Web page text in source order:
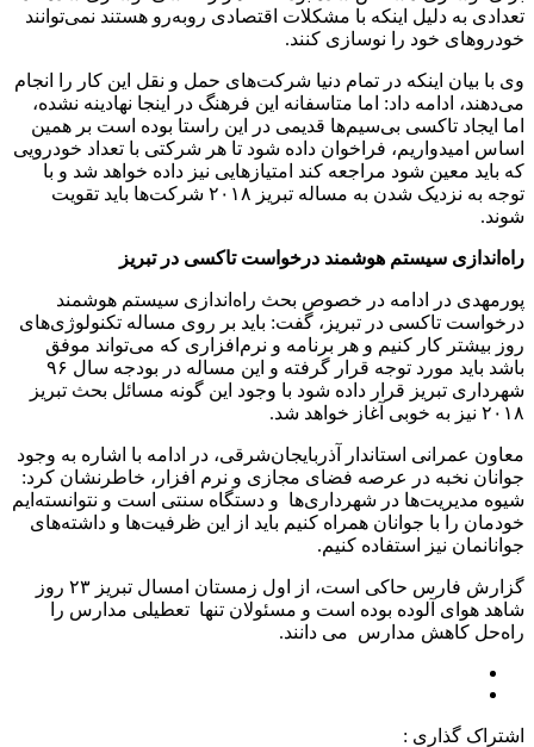
تعدادی به دلیل اینکه با مشکلات اقتصادی روبه‌رو هستند نمی‌توانند
خودروهای خود را نوسازی کنند.
وی با بیان اینکه در تمام دنیا شرکت‌های حمل و نقل این کار را انجام
می‌دهند، ادامه داد: اما متاسفانه این فرهنگ در اینجا نهادینه نشده،
اما ایجاد تاکسی بی‌سیم‌ها قدیمی در این راستا بوده است بر همین
اساس امیدواریم، فراخوان داده شود تا هر شرکتی با تعداد خودرویی
که باید معین شود مراجعه کند امتیازهایی نیز داده خواهد شد و با
توجه به نزدیک شدن به مساله تبریز ۲۰۱۸ شرکت‌ها باید تقویت
شوند.
راه‌اندازی سیستم هوشمند درخواست تاکسی در تبریز
پورمهدی در ادامه در خصوص بحث راه‌اندازی سیستم هوشمند
درخواست تاکسی در تبریز، گفت: باید بر روی مساله تکنولوژی‌های
روز بیشتر کار کنیم و هر برنامه و نرم‌افزاری که می‌تواند موفق
باشد باید مورد توجه قرار گرفته و این مساله در بودجه سال ۹۶
شهرداری تبریز قرار داده شود با وجود این گونه مسائل بحث تبریز
۲۰۱۸ نیز به خوبی آغاز خواهد شد.
معاون عمرانی استاندار آذربایجان‌شرقی، در ادامه با اشاره به وجود
جوانان نخبه در عرصه فضای مجازی و نرم افزار، خاطرنشان کرد:
شیوه مدیریت‌ها در شهرداری‌ها و دستگاه سنتی است و نتوانسته‌ایم
خودمان را با جوانان همراه کنیم باید از این ظرفیت‌ها و داشته‌های
جوانانمان نیز استفاده کنیم.
گزارش فارس حاکی است، از اول زمستان امسال تبریز ۲۳ روز
شاهد هوای آلوده بوده است و مسئولان تنها تعطیلی مدارس را
راه‌حل کاهش مدارس می دانند.
اشتراک گذاری :